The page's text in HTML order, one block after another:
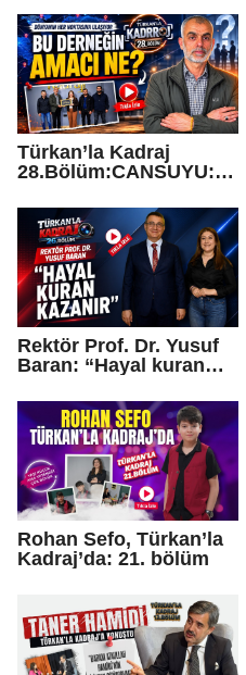
Türkan’la Kadraj
28.Bölüm:CANSUYU:
ulaşıyor, bu derneğin
amacı ne?
Rektör Prof. Dr. Yusuf
Baran: “Hayal kuran
Rohan Sefo, Türkan’la
Kadraj’da: 21. bölüm